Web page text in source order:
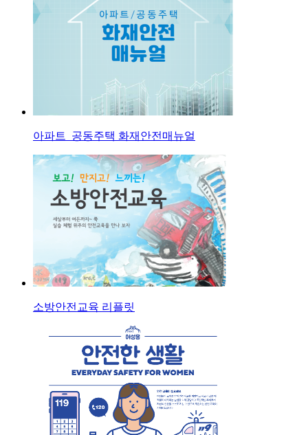
아파트_공동주택 화재안전매뉴얼
소방안전교육 리플릿